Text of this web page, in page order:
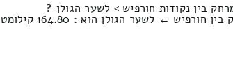
בין נקודות חורפיש > לשער הגולן ?
חורפיש ← לשער הגולן הוא : 164.80 קילומטרים